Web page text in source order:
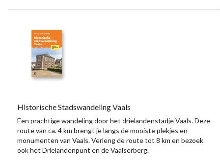
Historische Stadswandeling Vaals
Een prachtige wandeling door het drielandenstadje Vaals. Deze
route van ca. 4 km brengt je langs de mooiste plekjes en
monumenten van Vaals. Verleng de route tot 8 km en bezoek
ook het Drielandenpunt en de Vaalserberg.